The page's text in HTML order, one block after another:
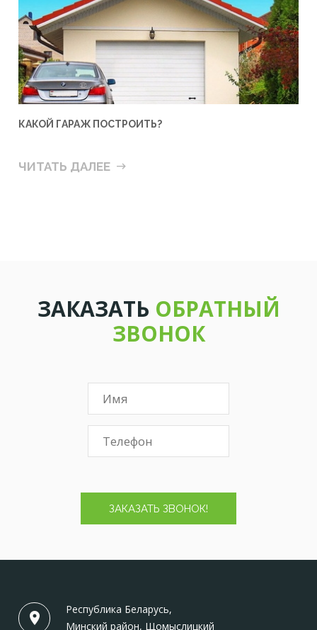
КАКОЙ ГАРАЖ ПОСТРОИТЬ?
ЧИТАТЬ ДАЛЕЕ
ЗАКАЗАТЬ ОБРАТНЫЙ
ЗВОНОК
ЗАКАЗАТЬ ЗВОНОК!
Республика Беларусь,
Минский район, Щомыслицкий